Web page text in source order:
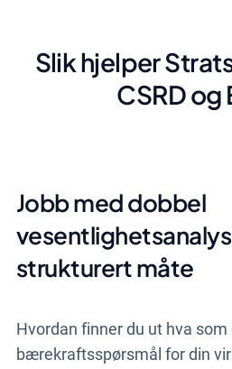
Slik hjelper
CSRD og
Jobb med dobbel
strukturert måte
Hvordan finner du ut hva som
bærekraftsspørsmål for din